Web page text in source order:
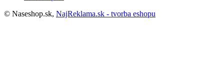
© Naseshop.sk, NajReklama.sk - tvorba eshopu